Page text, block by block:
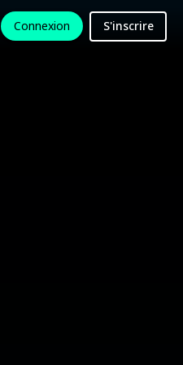
Connexion S'inscrire